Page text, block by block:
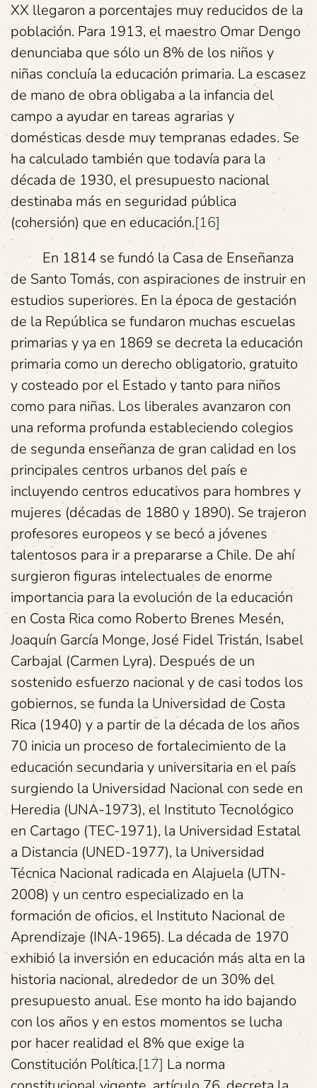
XX llegaron a porcentajes muy reducidos de la
población. Para 1913, el maestro Omar Dengo
denunciaba que sólo un 8% de los niños y
niñas concluía la educación primaria. La escasez
de mano de obra obligaba a la infancia del
campo a ayudar en tareas agrarias y
domésticas desde muy tempranas edades. Se
ha calculado también que todavía para la
década de 1930, el presupuesto nacional
destinaba más en seguridad pública
(cohersión) que en educación.[16]
En 1814 se fundó la Casa de Enseñanza
de Santo Tomás, con aspiraciones de instruir en
estudios superiores. En la época de gestación
de la República se fundaron muchas escuelas
primarias y ya en 1869 se decreta la educación
primaria como un derecho obligatorio, gratuito
y costeado por el Estado y tanto para niños
como para niñas. Los liberales avanzaron con
una reforma profunda estableciendo colegios
de segunda enseñanza de gran calidad en los
principales centros urbanos del país e
incluyendo centros educativos para hombres y
mujeres (décadas de 1880 y 1890). Se trajeron
profesores europeos y se becó a jóvenes
talentosos para ir a prepararse a Chile. De ahí
surgieron figuras intelectuales de enorme
importancia para la evolución de la educación
en Costa Rica como Roberto Brenes Mesén,
Joaquín García Monge, José Fidel Tristán, Isabel
Carbajal (Carmen Lyra). Después de un
sostenido esfuerzo nacional y de casi todos los
gobiernos, se funda la Universidad de Costa
Rica (1940) y a partir de la década de los años
70 inicia un proceso de fortalecimiento de la
educación secundaria y universitaria en el país
surgiendo la Universidad Nacional con sede en
Heredia (UNA-1973), el Instituto Tecnológico
en Cartago (TEC-1971), la Universidad Estatal
a Distancia (UNED-1977), la Universidad
Técnica Nacional radicada en Alajuela (UTN-
2008) y un centro especializado en la
formación de oficios, el Instituto Nacional de
Aprendizaje (INA-1965). La década de 1970
exhibió la inversión en educación más alta en la
historia nacional, alrededor de un 30% del
presupuesto anual. Ese monto ha ido bajando
con los años y en estos momentos se lucha
por hacer realidad el 8% que exige la
Constitución Política.[17] La norma